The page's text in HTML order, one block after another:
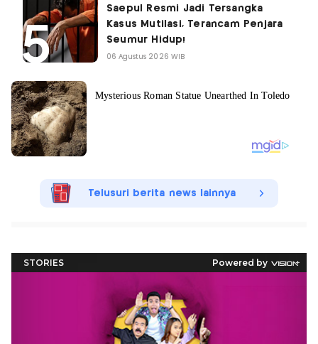
Saepul Resmi Jadi Tersangka
Kasus Mutilasi, Terancam Penjara
Seumur Hidup!
06 Agustus 2026 WIB
Telusuri berita news lainnya